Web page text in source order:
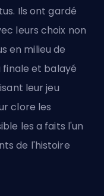
Ils ont gardé
leurs choix non
en milieu de
finale et balayé
leur jeu
clore les
les a faits l'un
de l'histoire